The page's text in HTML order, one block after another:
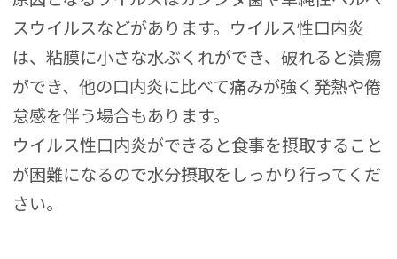
スウイルスなどがあります。ウイルス性口内炎
は、粘膜に小さな水ぶくれができ、破れると潰瘍
ができ、他の口内炎に比べて痛みが強く発熱や倦
怠感を伴う場合もあります。
ウイルス性口内炎ができると食事を摂取すること
が困難になるので水分摂取をしっかり行ってくだ
さい。